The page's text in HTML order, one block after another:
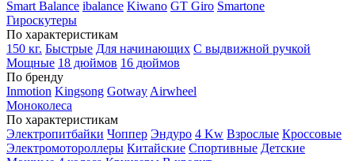
Smart Balance ibalance Kiwano GT Giro Smartone
Гироскутеры
По характеристикам
150 кг. Быстрые Для начинающих С выдвижной ручкой
Мощные 18 дюймов 16 дюймов
По бренду
Inmotion Kingsong Gotway Airwheel
Моноколеса
По характеристикам
Электропитбайки Чоппер Эндуро 4 Kw Взрослые Кроссовые
Электромотороллеры Китайские Спортивные Детские